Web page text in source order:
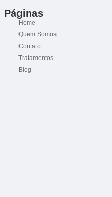
Páginas
Home
Quem Somos
Contato
Tratamentos
Blog